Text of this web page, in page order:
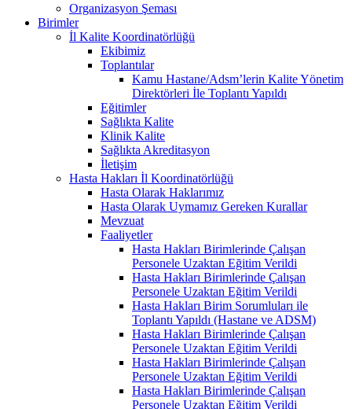
Organizasyon Şeması
Birimler
İl Kalite Koordinatörlüğü
Ekibimiz
Toplantılar
Kamu Hastane/Adsm’lerin Kalite Yönetim
Direktörleri İle Toplantı Yapıldı
Eğitimler
Sağlıkta Kalite
Klinik Kalite
Sağlıkta Akreditasyon
İletişim
Hasta Hakları İl Koordinatörlüğü
Hasta Olarak Haklarımız
Hasta Olarak Uymamız Gereken Kurallar
Mevzuat
Faaliyetler
Hasta Hakları Birimlerinde Çalışan
Personele Uzaktan Eğitim Verildi
Hasta Hakları Birimlerinde Çalışan
Personele Uzaktan Eğitim Verildi
Hasta Hakları Birim Sorumluları ile
Toplantı Yapıldı (Hastane ve ADSM)
Hasta Hakları Birimlerinde Çalışan
Personele Uzaktan Eğitim Verildi
Hasta Hakları Birimlerinde Çalışan
Personele Uzaktan Eğitim Verildi
Hasta Hakları Birimlerinde Çalışan
Personele Uzaktan Eğitim Verildi